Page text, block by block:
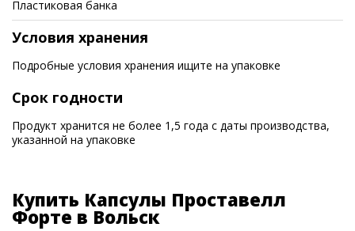
Пластиковая банка
Условия хранения
Подробные условия хранения ищите на упаковке
Срок годности
Продукт хранится не более 1,5 года с даты производства,
указанной на упаковке
Купить Капсулы Проставелл
Форте в Вольск